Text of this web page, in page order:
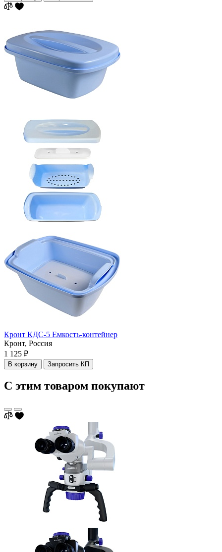
Кронт КДС-5 Емкость-контейнер
Кронт, Россия
1 125 ₽
В корзину Запросить КП
С этим товаром покупают